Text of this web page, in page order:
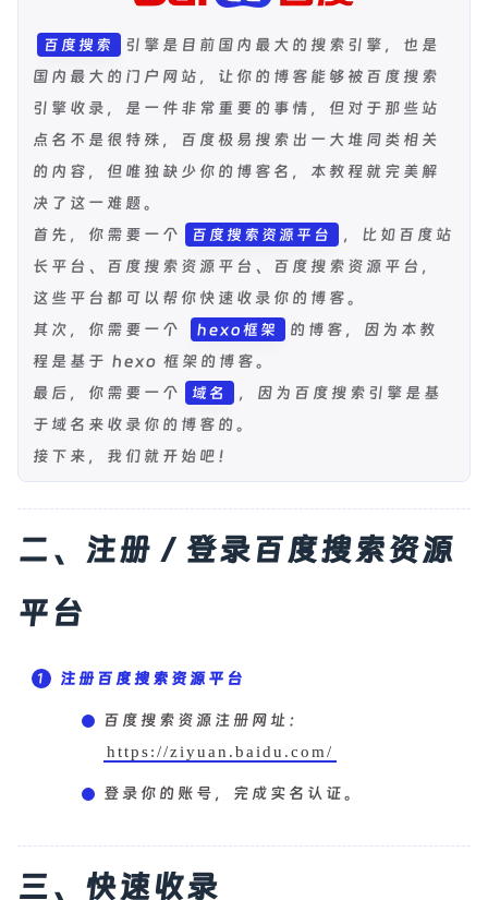
百度搜索
引擎是目前国内最大的搜索引擎，也是
国内最大的门户网站，让你的博客能够被百度搜索
引擎收录，是一件非常重要的事情，但对于那些站
点名不是很特殊，百度极易搜索出一大堆同类相关
的内容，但唯独缺少你的博客名，本教程就完美解
决了这一难题。
首先，你需要一个
百度搜索资源平台
，比如百度站
长平台、百度搜索资源平台、百度搜索资源平台，
这些平台都可以帮你快速收录你的博客。
其次，你需要一个
hexo框架
的博客，因为本教
程是基于 hexo 框架的博客。
最后，你需要一个
域名
，因为百度搜索引擎是基
于域名来收录你的博客的。
接下来，我们就开始吧！
二、注册 / 登录百度搜索资源
平台
注册百度搜索资源平台
百度搜索资源注册网址：
https://ziyuan.baidu.com/
登录你的账号，完成实名认证。
三、快速收录